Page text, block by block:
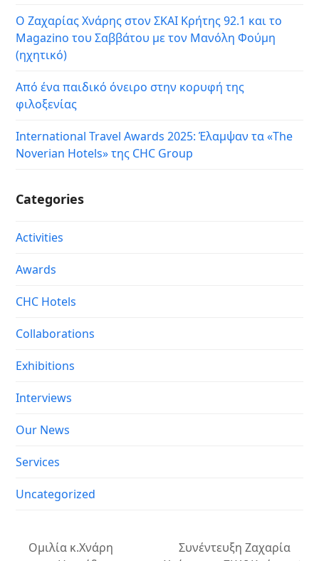
Ο Ζαχαρίας Χνάρης στον ΣΚΑΙ Κρήτης 92.1 και το
Magazino του Σαββάτου με τον Μανόλη Φούμη
(ηχητικό)
Από ένα παιδικό όνειρο στην κορυφή της
φιλοξενίας
International Travel Awards 2025: Έλαμψαν τα «The
Noverian Hotels» της CHC Group
Categories
Activities
Awards
CHC Hotels
Collaborations
Exhibitions
Interviews
Our News
Services
Uncategorized
Ομιλία κ.Χνάρη
Συνέντευξη Ζαχαρία